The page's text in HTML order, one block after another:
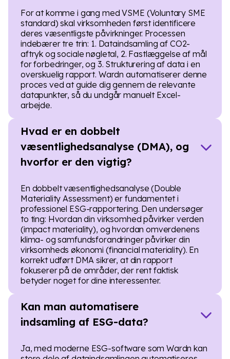
For at komme i gang med VSME (Voluntary SME
standard) skal virksomheden først identificere
deres væsentligste påvirkninger. Processen
indebærer tre trin: 1. Dataindsamling af CO2-
aftryk og sociale nøgletal, 2. Fastlæggelse af mål
for forbedringer, og 3. Strukturering af data i en
overskuelig rapport. Wardn automatiserer denne
proces ved at guide dig gennem de relevante
datapunkter, så du undgår manuelt Excel-
arbejde.
Hvad er en dobbelt
væsentlighedsanalyse (DMA), og
hvorfor er den vigtig?
En dobbelt væsentlighedsanalyse (Double
Materiality Assessment) er fundamentet i
professionel ESG-rapportering. Den undersøger
to ting: Hvordan din virksomhed påvirker verden
(impact materiality), og hvordan omverdenens
klima- og samfundsforandringer påvirker din
virksomheds økonomi (financial materiality). En
korrekt udført DMA sikrer, at din rapport
fokuserer på de områder, der rent faktisk
betyder noget for dine interessenter.
Kan man automatisere
indsamling af ESG-data?
Ja, med moderne ESG-software som Wardn kan